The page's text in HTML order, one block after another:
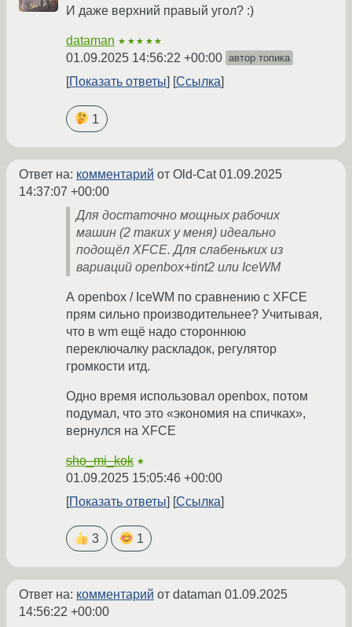
И даже верхний правый угол? :)
dataman ★★★★★
01.09.2025 14:56:22 +00:00 автор топика
Показать ответы Ссылка
1
Ответ на: комментарий от Old-Cat01.09.2025
14:37:07 +00:00
Для достаточно мощных рабочих
машин (2 таких у меня) идеально
подощёл XFCE. Для слабеньких из
вариаций openbox+tint2 или IceWM
А openbox / IceWM по сравнению с XFCE
прям сильно производительнее? Учитывая,
что в wm ещё надо стороннюю
переключалку раскладок, регулятор
громкости итд.
Одно время использовал openbox, потом
подумал, что это «экономия на спичках»,
вернулся на XFCE
sho_mi_kok ★
01.09.2025 15:05:46 +00:00
Показать ответы
Ссылка
3 1
Ответ на: комментарий от dataman 01.09.2025
14:56:22 +00:00